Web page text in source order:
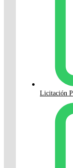
Licitación